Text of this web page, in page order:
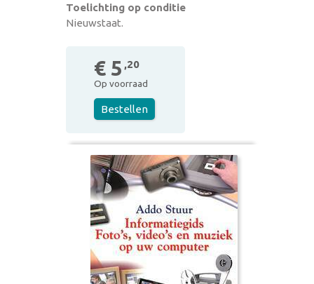
Toelichting op conditie
Nieuwstaat.
€ 5 ,20
Op voorraad
Bestellen